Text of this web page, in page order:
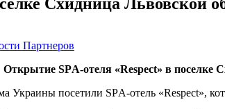
Партнеров
Открытие SPА-отеля «Respect» в поселке
Украины посетили SPА-отель «Respect»,